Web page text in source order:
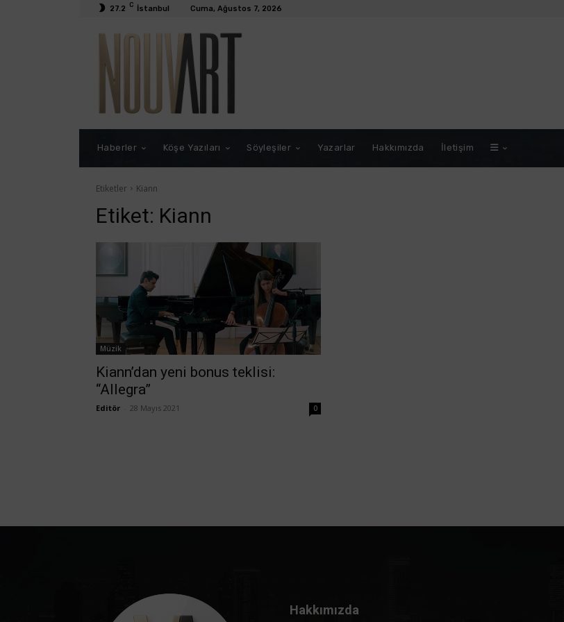
27.2 C İstanbul Cuma, Ağustos 7, 2026
Haberler Köşe Yazıları Söyleşiler Yazarlar Hakkımızda İletişim
Etiketler Kiann
Etiket: Kiann
Müzik
Kiann’dan yeni bonus teklisi:
“Allegra”
Editör 28 Mayıs 2021 0
Hakkımızda